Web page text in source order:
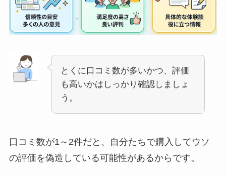
とくに口コミ数が多いかつ、評価
も高いかはしっかり確認しましょ
う。
口コミ数が1～2件だと、自分たちで購入してウソ
の評価を偽造している可能性があるからです。